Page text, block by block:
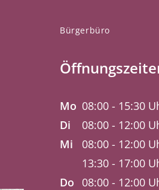
Bürgerbüro
Mo 08:00 - 15:30
Di
08:00 - 12:00
Mi
08:00 - 12:00
13:30 - 17:00
Do
08:00 - 12:00